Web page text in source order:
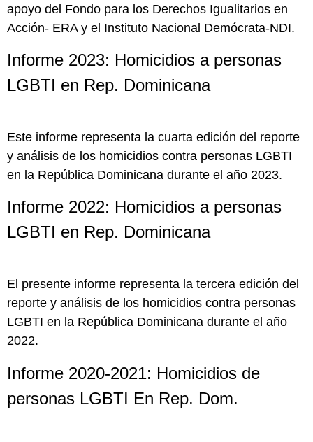
apoyo del Fondo para los Derechos Igualitarios en
Acción- ERA y el Instituto Nacional Demócrata-NDI.
Informe 2023: Homicidios a personas
LGBTI en Rep. Dominicana
Este informe representa la cuarta edición del reporte
y análisis de los homicidios contra personas LGBTI
en la República Dominicana durante el año 2023.
Informe 2022: Homicidios a personas
LGBTI en Rep. Dominicana
El presente informe representa la tercera edición del
reporte y análisis de los homicidios contra personas
LGBTI en la República Dominicana durante el año
2022.
Informe 2020-2021: Homicidios de
personas LGBTI En Rep. Dom.